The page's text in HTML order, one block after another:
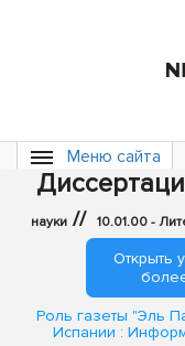
Меню сайта
науки // 10.01.00 -
Открыть
Роль газеты "Эль
Испании :